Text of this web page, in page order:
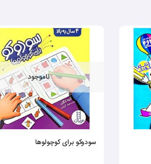
ناموجود
سودوکو برای کوچولوها